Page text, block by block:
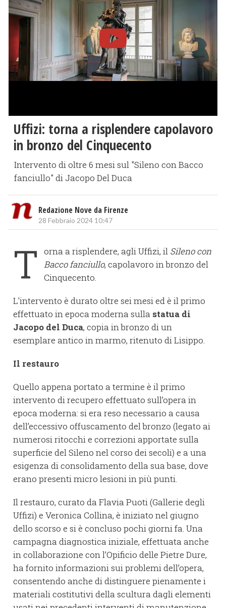
Uffizi: torna a risplendere capolavoro
in bronzo del Cinquecento
Intervento di oltre 6 mesi sul "Sileno con Bacco
fanciullo" di Jacopo Del Duca
Redazione Nove da Firenze
28 Febbraio 2024 10:47
T orna a risplendere, agli Uffizi, il Sileno con
Bacco fanciullo, capolavoro in bronzo del
Cinquecento.
L'intervento è durato oltre sei mesi ed è il primo
effettuato in epoca moderna sulla statua di
Jacopo del Duca, copia in bronzo di un
esemplare antico in marmo, ritenuto di Lisippo.
Il restauro
Quello appena portato a termine è il primo
intervento di recupero effettuato sull’opera in
epoca moderna: si era reso necessario a causa
dell’eccessivo offuscamento del bronzo (legato ai
numerosi ritocchi e correzioni apportate sulla
superficie del Sileno nel corso dei secoli) e a una
esigenza di consolidamento della sua base, dove
erano presenti micro lesioni in più punti.
Il restauro, curato da Flavia Puoti (Gallerie degli
Uffizi) e Veronica Collina, è iniziato nel giugno
dello scorso e si è concluso pochi giorni fa. Una
campagna diagnostica iniziale, effettuata anche
in collaborazione con l’Opificio delle Pietre Dure,
ha fornito informazioni sui problemi dell’opera,
consentendo anche di distinguere pienamente i
materiali costitutivi della scultura dagli elementi